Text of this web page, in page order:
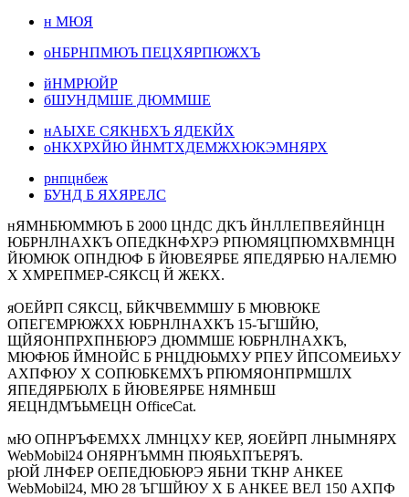
н МЮЯ
оНБРНПМЮЪ ПЕЦХЯРПЮЖХЪ
йНМРЮЙР
бШУНДМШЕ ДЮММШЕ
нАЫХЕ СЯКНБХЪ ЯДЕКЙХ
оНКХРХЙЮ ЙНМТХДЕМЖХЮКЭМНЯРХ
рнпцнбеж
БУНД Б ЯХЯРЕЛС
нЯМНБЮММЮЪ Б 2000 ЦНДС ДКЪ ЙНЛЛЕПВЕЯЙНЦН
ЮБРНЛНАХКЪ ОПЕДКНФХРЭ РПЮМЯЦПЮМХВМНЦН
ЙЮМЮК ОПНДЮФ Б ЙЮВЕЯРБЕ ЯПЕДЯРБЮ НАЛЕМЮ
Х ХМРЕПМЕР-СЯКСЦ Й ЖЕКХ.
яОЕЙРП СЯКСЦ, БЙКЧВЕММШУ Б МЮВЮКЕ
ОПЕГЕМРЮЖХХ ЮБРНЛНАХКЪ 15-ЪГШЙЮ,
ЩЙЯОНПРХПНБЮРЭ ДЮММШЕ ЮБРНЛНАХКЪ,
МЮФЮБ ЙМНОЙС Б РНЦДЮЬМХУ РПЕУ ЙПСОМЕИЬХУ
АХПФЮУ Х СОПЮБКЕМХЪ РПЮМЯОНПРМШЛХ
ЯПЕДЯРБЮЛХ Б ЙЮВЕЯРБЕ НЯМНБШ
ЯЕЦНДМЪЬМЕЦН OfficeCat.
мЮ ОПНРЪФЕМХХ ЛМНЦХУ КЕР, ЯОЕЙРП ЛНЫМНЯРХ
WebMobil24 ОНЯРНЪММН ПЮЯЬХПЪЕРЯЪ.
рЮЙ ЛНФЕР ОЕПЕДЮБЮРЭ ЯБНИ ТКНР АНКЕЕ
WebMobil24, МЮ 28 ЪГШЙЮУ Х Б АНКЕЕ ВЕЛ 150 АХПФ